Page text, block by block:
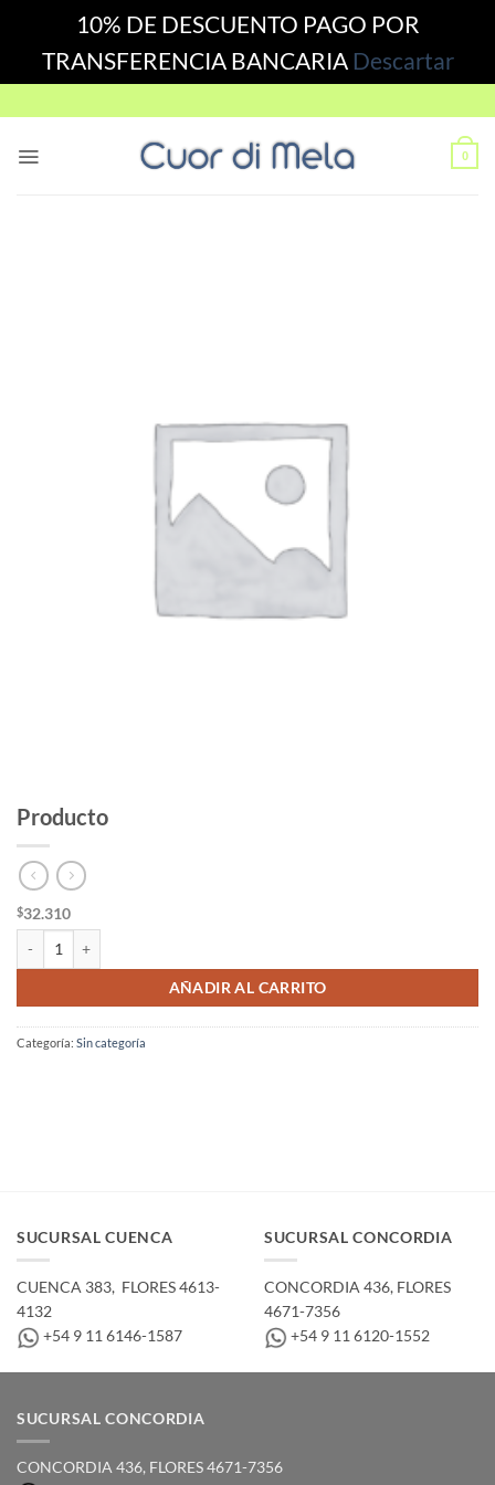
10% DE DESCUENTO PAGO POR
TRANSFERENCIA BANCARIA Descartar
to
0
Producto
$32.310
AÑADIR AL CARRITO
Categoría: Sin categoría
SUCURSAL CUENCA
CUENCA 383, ­ FLORES 4613-
4132
+54 9 11 6146-1587
SUCURSAL CONCORDIA
CONCORDIA 436,­ FLORES
4671-7356
+54 9 11 6120-1552
SUCURSAL CONCORDIA
CONCORDIA 436,­ FLORES 4671-7356